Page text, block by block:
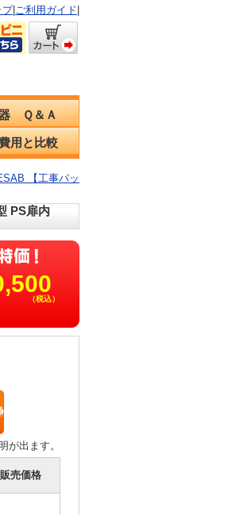
プ| ご利用ガイド
Ｑ＆Ａ
用と比較
【工事パッ
PS扉内
（税込）
が出ます。
販売価格